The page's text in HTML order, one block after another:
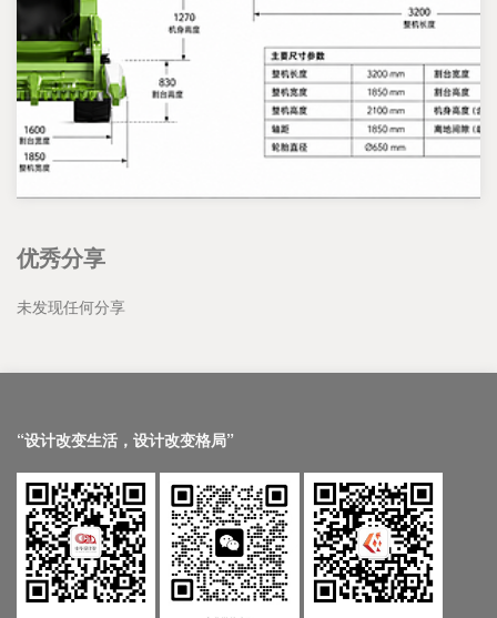
优秀分享
未发现任何分享
“设计改变生活，设计改变格局”